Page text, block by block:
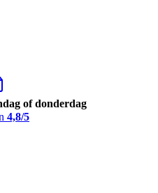
of donderdag
4,8/5